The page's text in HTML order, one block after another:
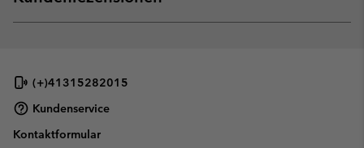
or
(+)41315282015
Kundenservice
Kontaktformular